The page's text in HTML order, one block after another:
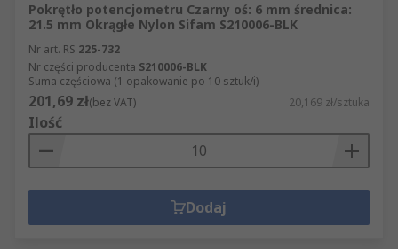
Pokrętło potencjometru Czarny oś: 6 mm średnica:
21.5 mm Okrągłe Nylon Sifam S210006-BLK
Nr art. RS 225-732
Nr części producenta S210006-BLK
Suma częściowa (1 opakowanie po 10 sztuk/i)
201,69 zł(bez VAT) 20,169 zł/sztuka
Ilość
Dodaj